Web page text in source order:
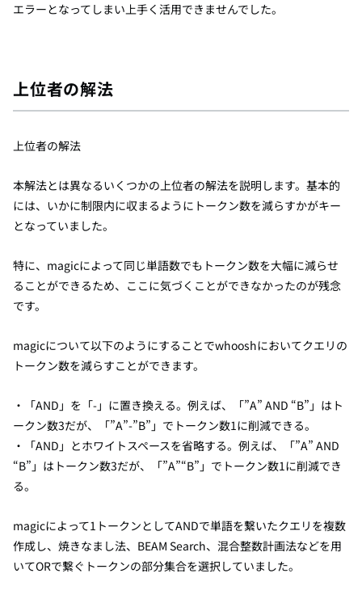
エラーとなってしまい上手く活用できませんでした。
上位者の解法
上位者の解法
本解法とは異なるいくつかの上位者の解法を説明します。基本的
には、いかに制限内に収まるようにトークン数を減らすかがキー
となっていました。
特に、magicによって同じ単語数でもトークン数を大幅に減らせ
ることができるため、ここに気づくことができなかったのが残念
です。
magicについて以下のようにすることでwhooshにおいてクエリの
トークン数を減らすことができます。
・「AND」を「-」に置き換える。例えば、「”A” AND “B”」はト
ークン数3だが、「”A”-”B”」でトークン数1に削減できる。
・「AND」とホワイトスペースを省略する。例えば、「”A” AND
“B”」はトークン数3だが、「”A”“B”」でトークン数1に削減でき
る。
magicによって1トークンとしてANDで単語を繋いたクエリを複数
作成し、焼きなまし法、BEAM Search、混合整数計画法などを用
いてORで繋ぐトークンの部分集合を選択していました。